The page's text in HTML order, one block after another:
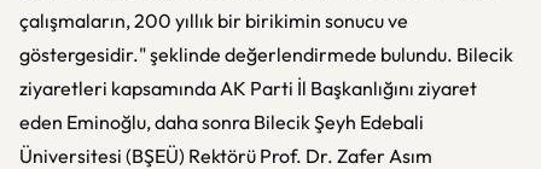
çalışmaların, 200 yıllık bir birikimin sonucu ve
göstergesidir." şeklinde değerlendirmede bulundu. Bilecik
ziyaretleri kapsamında AK Parti İl Başkanlığını ziyaret
eden Eminoğlu, daha sonra Bilecik Şeyh Edebali
Üniversitesi (BŞEÜ) Rektörü Prof. Dr. Zafer Asım